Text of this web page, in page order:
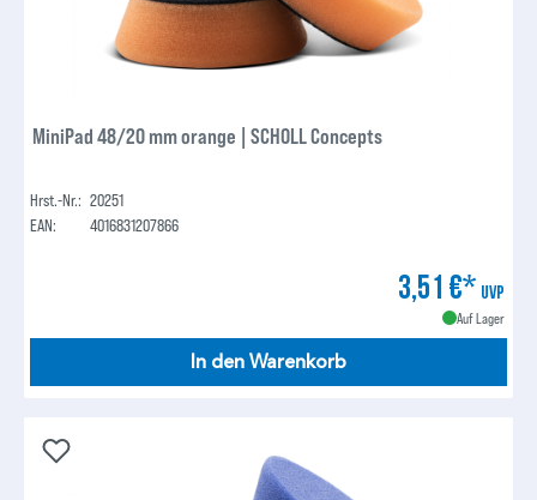
MiniPad 48/20 mm orange | SCHOLL Concepts
Hrst.-Nr.: 20251
EAN:
4016831207866
3,51 €* UVP
Auf Lager
In den Warenkorb